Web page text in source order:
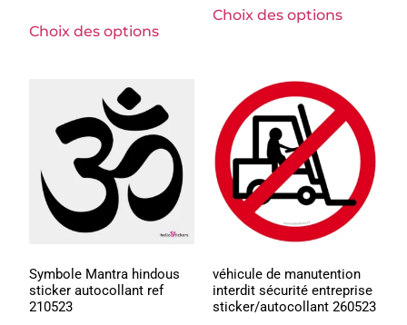
Choix des options
Choix des options
Symbole Mantra hindous
sticker autocollant ref
210523
véhicule de manutention
interdit sécurité entreprise
sticker/autocollant 260523